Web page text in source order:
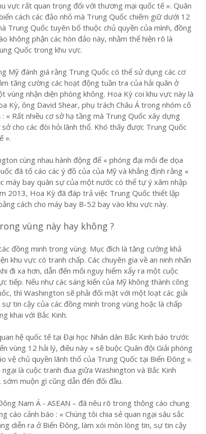
vực rất quan trọng đối với thương mại quốc tế ». Quân
cách các đảo nhỏ mà Trung Quốc chiếm giữ dưới 12
Trung Quốc tuyên bố thuộc chủ quyền của mình, đồng
không phận các hòn đảo này, nhằm thể hiện rõ là
Quốc trong khu vực.
Mỹ đánh giá rằng Trung Quốc có thể sử dụng các cơ
tăng cường các hoạt động tuần tra của hải quân ở
nhận diện phòng không. Hoa Kỳ coi khu vực này là
Kỳ, ông David Shear, phụ trách Châu Á trong nhóm cố
Rất nhiều cơ sở hạ tầng mà Trung Quốc xây dựng
cho các đòi hỏi lãnh thổ. Khó thấy được Trung Quốc
».
cùng nhau hành động để « phóng đại mối đe dọa
đã tố cáo các ý đồ của của Mỹ và khẳng định rằng «
máy bay quân sự của một nước có thể tự ý xâm nhập
2013, Hoa Kỳ đã đáp trả việc Trung Quốc thiết lập
cách cho máy bay B-52 bay vào khu vực này.
vùng này hay không ?
đồng minh trong vùng. Mục đích là tăng cường khả
khu vực có tranh chấp. Các chuyên gia về an ninh nhấn
đi xa hơn, dẫn đến mối nguy hiểm xẩy ra một cuộc
tiếp. Nếu như các sáng kiến của Mỹ không thành công
thì Washington sẽ phải đối mặt với một loạt các giải
tin cậy của các đồng minh trong vùng hoặc là chấp
khai với Bắc Kinh.
hệ quốc tế tại Đại học Nhân dân Bắc Kinh báo trước
vùng 12 hải lý, điều này « sẽ buộc Quân đội Giải phóng
vệ chủ quyền lãnh thổ của Trung Quốc tại Biển Đông ».
là cuộc tranh đua giữa Washington và Bắc Kinh
muộn gì cũng dẫn đến đối đầu.
Nam Á - ASEAN – đã nêu rõ trong thông cáo chung
cáo cảnh báo : « Chúng tôi chia sẻ quan ngại sâu sắc
diễn ra ở Biển Đông, làm xói mòn lòng tin, sự tin cậy